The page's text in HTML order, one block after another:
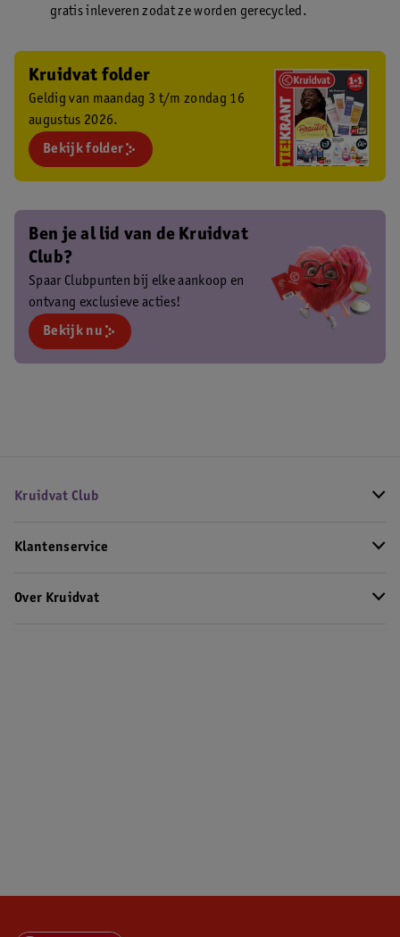
gratis inleveren zodat ze worden gerecycled.
Kruidvat folder
Geldig van maandag 3 t/m zondag 16
augustus 2026.
Bekijk folder
Ben je al lid van de Kruidvat
Club?
Spaar Clubpunten bij elke aankoop en
ontvang exclusieve acties!
Bekijk nu
Kruidvat Club
Klantenservice
Over Kruidvat